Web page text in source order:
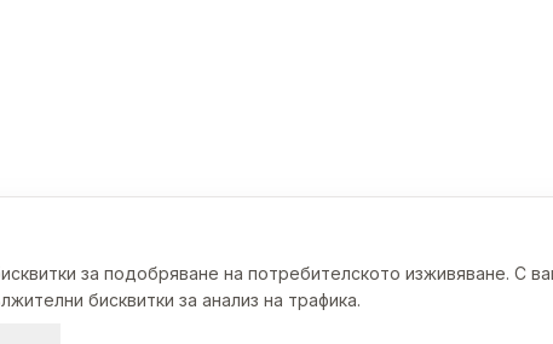
за подобряване на потребителското изживяване. С
бисквитки за анализ на трафика.